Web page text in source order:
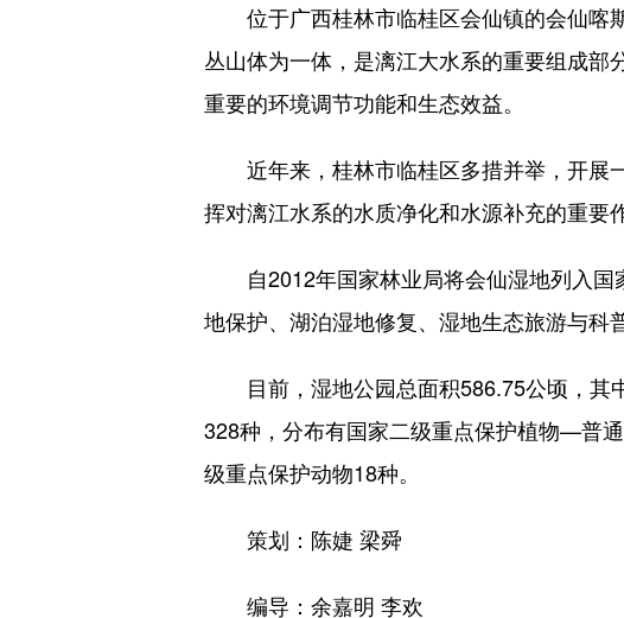
位于广西桂林市临桂区会仙镇的会仙喀
丛山体为一体，是漓江大水系的重要组成部
重要的环境调节功能和生态效益。
近年来，桂林市临桂区多措并举，开展
挥对漓江水系的水质净化和水源补充的重要
自2012年国家林业局将会仙湿地列入国
地保护、湖泊湿地修复、湿地生态旅游与科
目前，湿地公园总面积586.75公顷，其
328种，分布有国家二级重点保护植物—普
级重点保护动物18种。
策划：陈婕 梁舜
编导：余嘉明 李欢